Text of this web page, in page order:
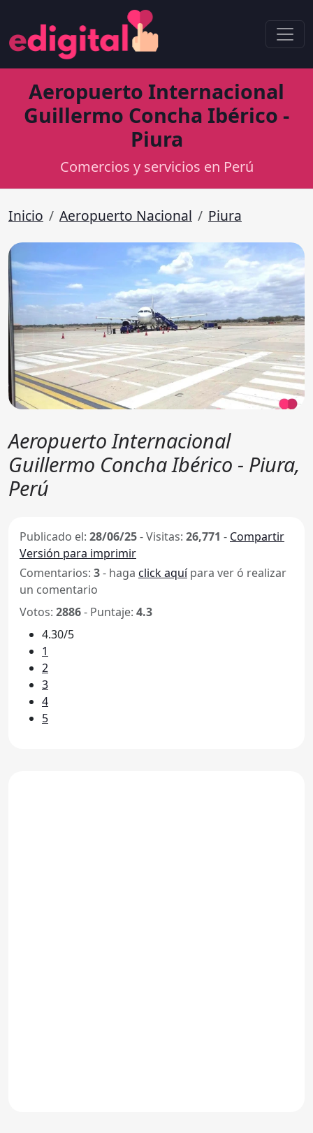
Aeropuerto Internacional
Guillermo Concha Ibérico -
Piura
Comercios y servicios en Perú
Inicio Aeropuerto Nacional Piura
Aeropuerto Internacional
Guillermo Concha Ibérico - Piura,
Perú
Publicado el: 28/06/25-Visitas: 26,771 - Compartir
Versión para imprimir
Comentarios: 3- haga click aquípara ver ó realizar
un comentario
Votos: 2886- Puntaje: 4.3
4.30/5
1
2
3
4
5